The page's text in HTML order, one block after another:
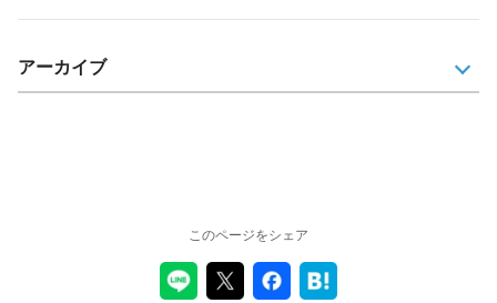
アーカイブ
このページをシェア